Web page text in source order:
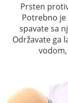
Prsten
Potrebno
spavate sa
Održavate ga